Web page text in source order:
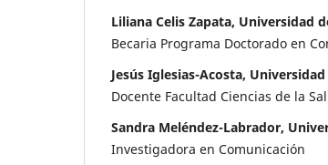
Liliana Celis Zapata, Universidad
Becaria Programa Doctorado en
Jesús Iglesias-Acosta,
Docente Facultad Ciencias de la
Sandra Meléndez-Labrador,
Investigadora en Comunicación